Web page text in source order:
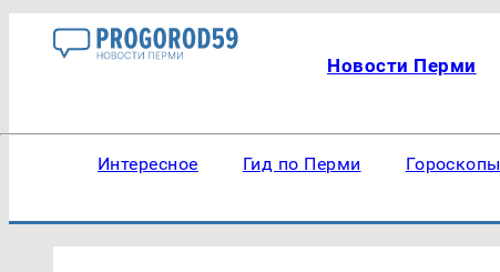
Новости Перми
Интересное Гид по Перми Гороскопы